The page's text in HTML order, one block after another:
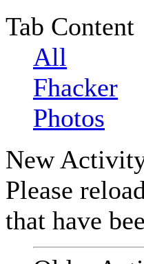
Tab Content
All
Fhacker
Photos
New
Please
that have